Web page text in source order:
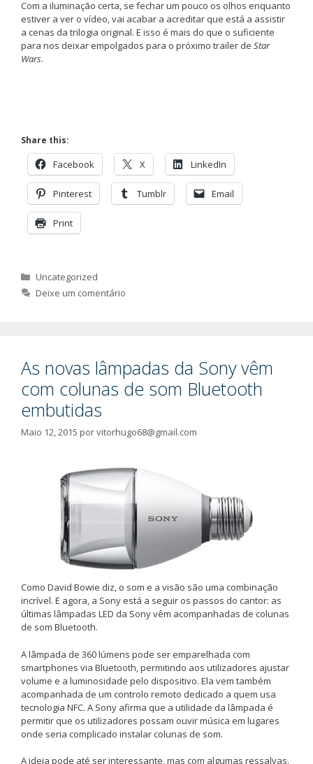
Com a iluminação certa, se fechar um pouco os olhos enquanto
estiver a ver o vídeo, vai acabar a acreditar que está a assistir
a cenas da trilogia original. E isso é mais do que o suficiente
para nos deixar empolgados para o próximo trailer de Star
Wars.
Share this:
Facebook X LinkedIn
Pinterest Tumblr Email
Print
Categorias
Uncategorized
Deixe um comentário
As novas lâmpadas da Sony vêm
com colunas de som Bluetooth
embutidas
Maio 12, 2015 porvitorhugo68@gmail.com
Como David Bowie diz, o som e a visão são uma combinação
incrível. E agora, a Sony está a seguir os passos do cantor: as
últimas lâmpadas LED da Sony vêm acompanhadas de colunas
de som Bluetooth.
A lâmpada de 360 lúmens pode ser emparelhada com
smartphones via Bluetooth, permitindo aos utilizadores ajustar
volume e a luminosidade pelo dispositivo. Ela vem também
acompanhada de um controlo remoto dedicado a quem usa
tecnologia NFC. A Sony afirma que a utilidade da lâmpada é
permitir que os utilizadores possam ouvir música em lugares
onde seria complicado instalar colunas de som.
A ideia pode até ser interessante, mas com algumas ressalvas.